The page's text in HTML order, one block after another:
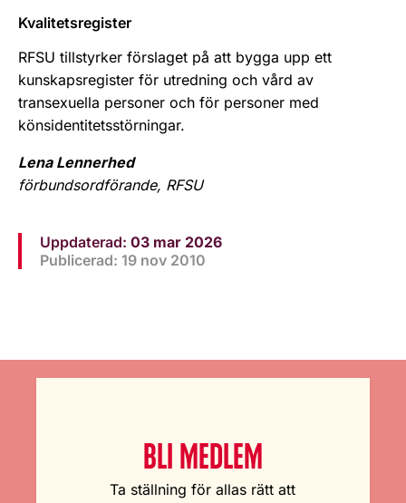
Kvalitetsregister
RFSU tillstyrker förslaget på att bygga upp ett
kunskapsregister för utredning och vård av
transexuella personer och för personer med
könsidentitetsstörningar.
Lena Lennerhed
förbundsordförande, RFSU
Uppdaterad: 03 mar 2026
Publicerad: 19 nov 2010
BLI MEDLEM
Ta ställning för allas rätt att